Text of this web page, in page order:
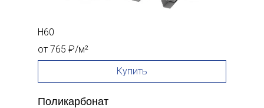
H60
от 765 ₽/м²
Купить
Поликарбонат